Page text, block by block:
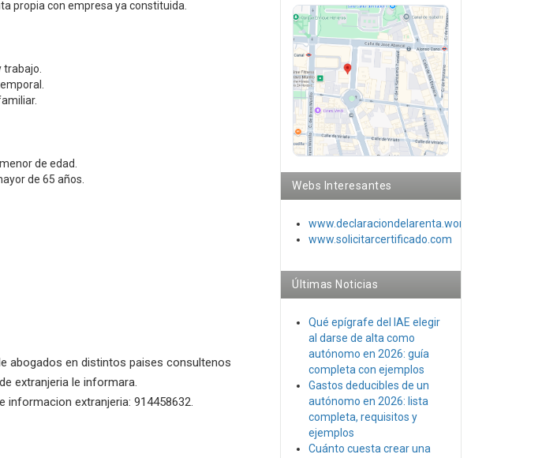
propia con empresa ya constituida.
de edad.
de 65 años.
abogados en distintos paises consultenos
extranjeria le informara.
extranjeria: 914458632.
Webs Interesantes
www.declaraciondelarenta.wordpress.co
www.solicitarcertificado.com
Últimas Noticias
Qué epígrafe del IAE elegir
al darse de alta como
autónomo en 2026: guía
completa con ejemplos
Gastos deducibles de un
autónomo en 2026: lista
completa, requisitos y
ejemplos
Cuánto cuesta crear una